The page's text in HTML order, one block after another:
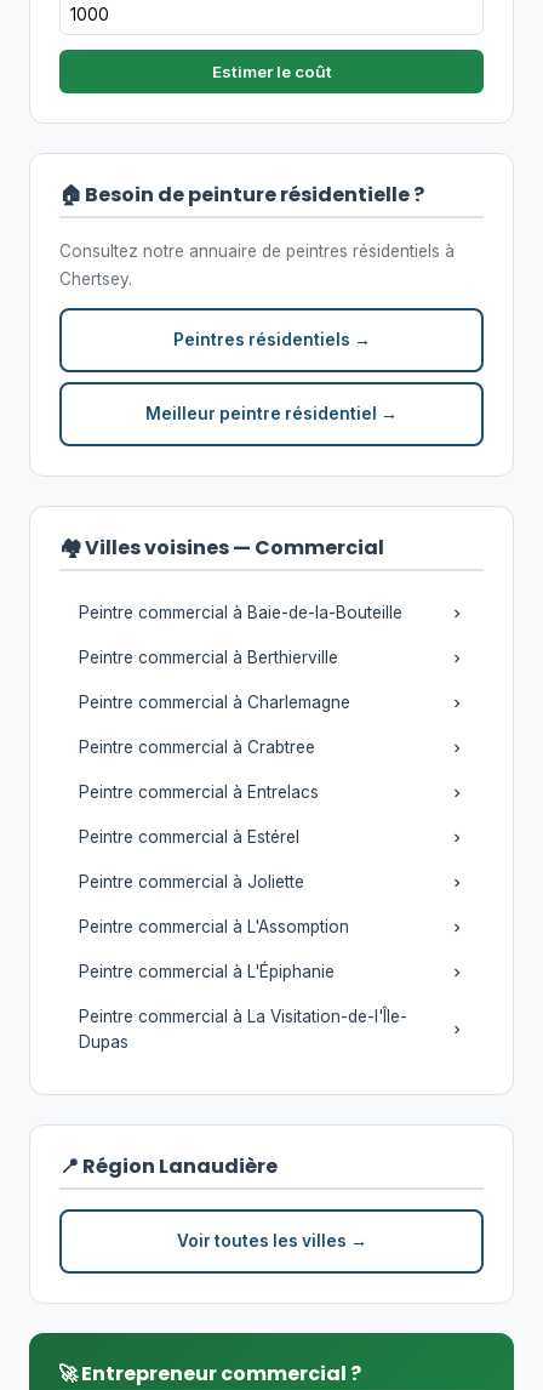
Estimer le coût
🏠 Besoin de peinture résidentielle ?
Consultez notre annuaire de peintres résidentiels à
Chertsey.
Peintres résidentiels →
Meilleur peintre résidentiel →
🏘️ Villes voisines — Commercial
Peintre commercial à Baie-de-la-Bouteille
Peintre commercial à Berthierville
Peintre commercial à Charlemagne
Peintre commercial à Crabtree
Peintre commercial à Entrelacs
Peintre commercial à Estérel
Peintre commercial à Joliette
Peintre commercial à L'Assomption
Peintre commercial à L'Épiphanie
Peintre commercial à La Visitation-de-l'Île-
Dupas
📍 Région Lanaudière
Voir toutes les villes →
🚀 Entrepreneur commercial ?